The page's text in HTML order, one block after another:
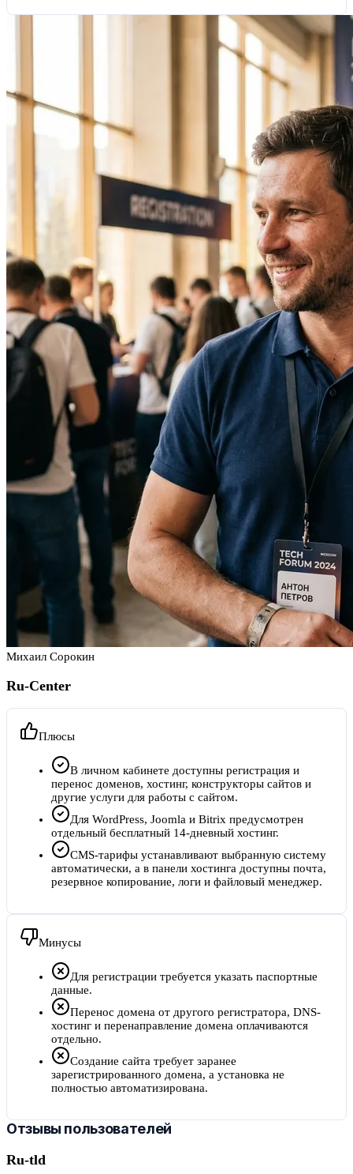
Михаил Сорокин
Ru-Center
Плюсы
В личном кабинете доступны регистрация и
перенос доменов, хостинг, конструкторы сайтов и
другие услуги для работы с сайтом.
Для WordPress, Joomla и Bitrix предусмотрен
отдельный бесплатный 14-дневный хостинг.
CMS-тарифы устанавливают выбранную систему
автоматически, а в панели хостинга доступны почта,
резервное копирование, логи и файловый менеджер.
Минусы
Для регистрации требуется указать паспортные
данные.
Перенос домена от другого регистратора, DNS-
хостинг и перенаправление домена оплачиваются
отдельно.
Создание сайта требует заранее
зарегистрированного домена, а установка не
полностью автоматизирована.
Отзывы пользователей
Ru-tld